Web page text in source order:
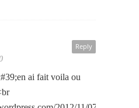
Reply
ai fait voila ou